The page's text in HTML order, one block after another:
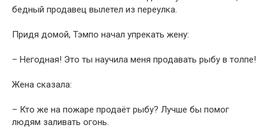
бедный продавец вылетел из переулка.
Придя домой, Тэмпо начал упрекать жену:
– Негодная! Это ты научила меня продавать рыбу в толпе!
Жена сказала:
– Кто же на пожаре продаёт рыбу? Лучше бы помог
людям заливать огонь.